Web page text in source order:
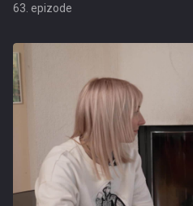
63. epizode